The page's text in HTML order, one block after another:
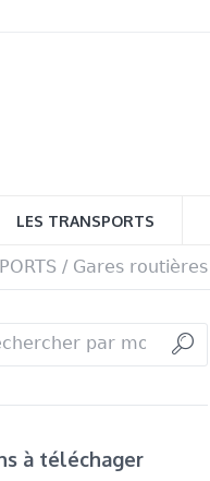
LES TRANSPORTS
/ Gares routières
à téléchager